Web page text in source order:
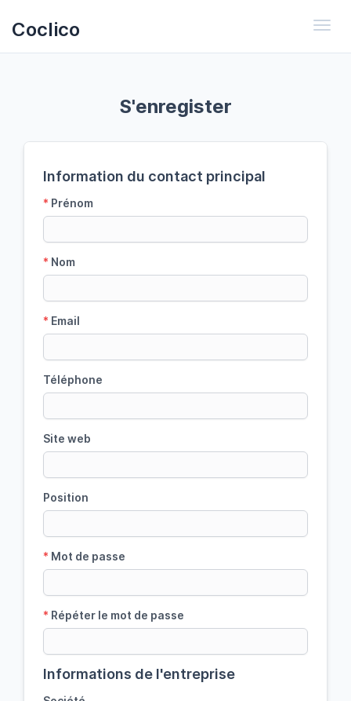
Coclico
S'enregister
Information du contact principal
* Prénom
* Nom
* Email
Téléphone
Site web
Position
* Mot de passe
* Répéter le mot de passe
Informations de l'entreprise